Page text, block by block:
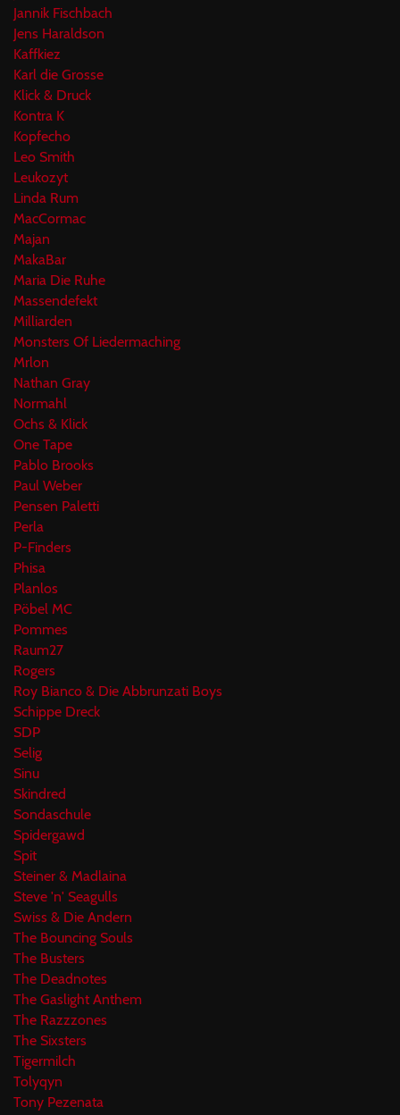
Jannik Fischbach
Jens Haraldson
Kaffkiez
Karl die Grosse
Klick & Druck
Kontra K
Kopfecho
Leo Smith
Leukozyt
Linda Rum
MacCormac
Majan
MakaBar
Maria Die Ruhe
Massendefekt
Milliarden
Monsters Of Liedermaching
Mrlon
Nathan Gray
Normahl
Ochs & Klick
One Tape
Pablo Brooks
Paul Weber
Pensen Paletti
Perla
P-Finders
Phisa
Planlos
Pöbel MC
Pommes
Raum27
Rogers
Roy Bianco & Die Abbrunzati Boys
Schippe Dreck
SDP
Selig
Sinu
Skindred
Sondaschule
Spidergawd
Spit
Steiner & Madlaina
Steve 'n' Seagulls
Swiss & Die Andern
The Bouncing Souls
The Busters
The Deadnotes
The Gaslight Anthem
The Razzzones
The Sixsters
Tigermilch
Tolyqyn
Tony Pezenata